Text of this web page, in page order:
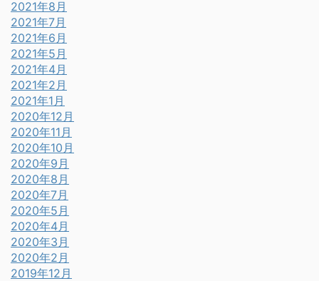
2021年8月
2021年7月
2021年6月
2021年5月
2021年4月
2021年2月
2021年1月
2020年12月
2020年11月
2020年10月
2020年9月
2020年8月
2020年7月
2020年5月
2020年4月
2020年3月
2020年2月
2019年12月